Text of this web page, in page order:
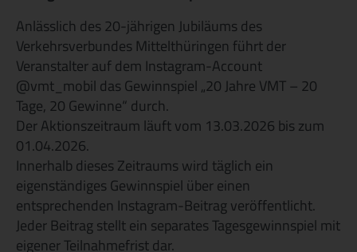
Anlässlich des 20-jährigen Jubiläums des
Verkehrsverbundes Mittelthüringen führt der
Veranstalter auf dem Instagram-Account
@vmt_mobil das Gewinnspiel „20 Jahre VMT – 20
Tage, 20 Gewinne“ durch.
Der Aktionszeitraum läuft vom 13.03.2026 bis zum
01.04.2026.
Innerhalb dieses Zeitraums wird täglich ein
eigenständiges Gewinnspiel über einen
entsprechenden Instagram-Beitrag veröffentlicht.
Jeder Beitrag stellt ein separates Tagesgewinnspiel mit
eigener Teilnahmefrist dar.
Veröffentlichungen & Ausschreibungen